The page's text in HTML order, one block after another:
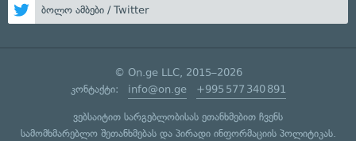
ბოლო ამბები / Twitter
© On.ge LLC, 2015–2026
კონტაქტი: info@on.ge +995 577 340 891
ვებსაიტით სარგებლობისას ეთანხმებით ჩვენს
სამომხმარებლო შეთანხმებასდა პირადი ინფორმაციის პოლიტიკას.